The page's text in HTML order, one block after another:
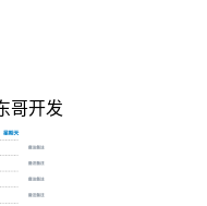
哥开发